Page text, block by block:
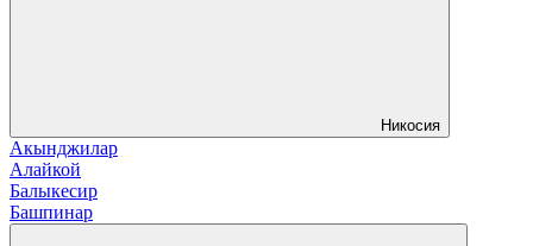
Никосия
Акынджилар
Алайкой
Балыкесир
Башпинар